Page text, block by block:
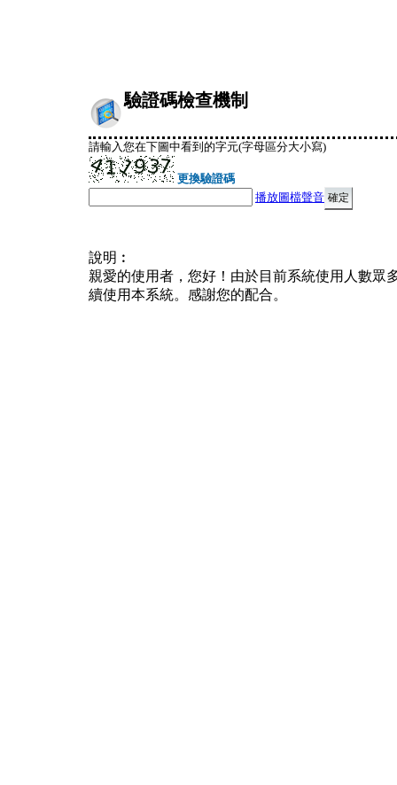
驗證碼檢查機制
請輸入您在下圖中看到的字元(字母區分大小寫)
更換驗證碼
播放圖檔聲音
說明︰
親愛的使用者，您好！由於目前系統使用人數眾
續使用本系統。感謝您的配合。